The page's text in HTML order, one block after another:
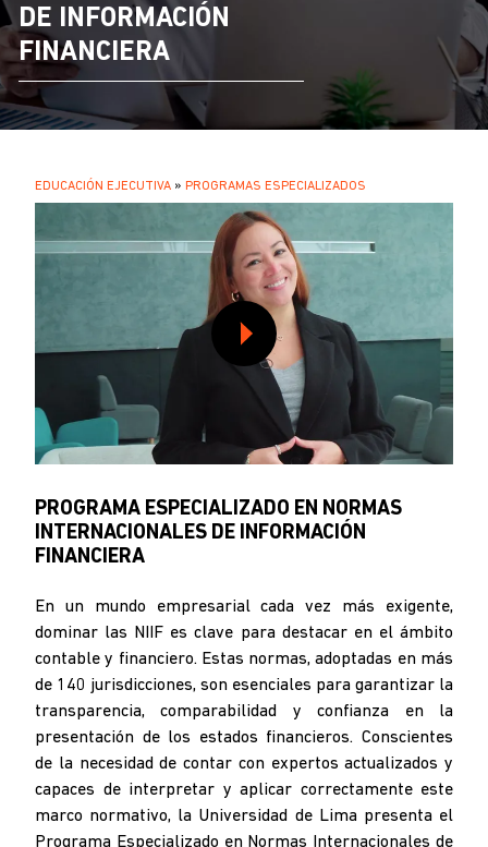
DE INFORMACIÓN
FINANCIERA
.SOBRESCRIBIR
DE
NAVEGACIÓN
EDUCACIÓN EJECUTIVA PROGRAMAS ESPECIALIZADOS
PROGRAMA ESPECIALIZADO EN NORMAS
INTERNACIONALES DE INFORMACIÓN
FINANCIERA
En un mundo empresarial cada vez más exigente,
dominar las NIIF es clave para destacar en el ámbito
contable y financiero. Estas normas, adoptadas en más
de 140 jurisdicciones, son esenciales para garantizar la
transparencia, comparabilidad y confianza en la
presentación de los estados financieros. Conscientes
de la necesidad de contar con expertos actualizados y
capaces de interpretar y aplicar correctamente este
marco normativo, la Universidad de Lima presenta el
Programa Especializado en Normas Internacionales de